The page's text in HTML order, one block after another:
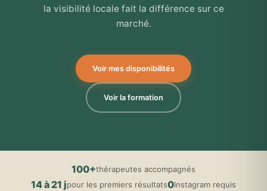
la visibilité locale fait la différence sur ce
marché.
Voir mes disponibilités
Voir la formation
100+thérapeutes accompagnés
14 à 21 jpour les premiers résultats0Instagram requis